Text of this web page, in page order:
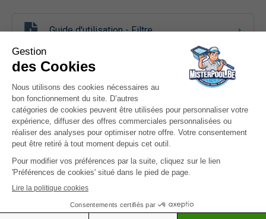
Guide d'utilisation - Filtre
Guide d'utilisation - Pompe
Fiche pièces détachées
Fiche pièces détachées - Pompe